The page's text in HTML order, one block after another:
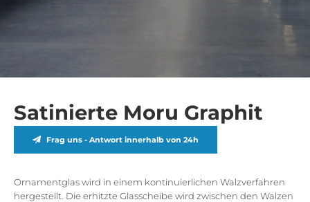
Satinierte Moru Graphit
Frag uns - Antwort innerhalb von 24h
Ornamentglas wird in einem kontinuierlichen Walzverfahren
hergestellt. Die erhitzte Glasscheibe wird zwischen den Walzen